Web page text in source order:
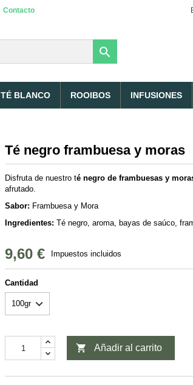
Contacto

TÉ BLANCO ROOIBOS INFUSIONES
Té negro frambuesa y moras
Disfruta de nuestro té negro de frambuesas y
afrutado.
Sabor: Frambuesa y Mora
Ingredientes: Té negro, aroma, bayas de saúco,
9,60 € Impuestos incluidos
Cantidad
 Añadir al carrito